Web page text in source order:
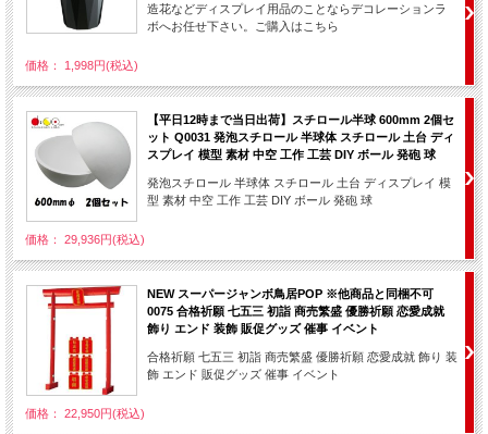
造花などディスプレイ用品のことならデコレーションラ
ボへお任せ下さい。ご購入はこちら
価格： 1,998円(税込)
【平日12時まで当日出荷】スチロール半球 600mm 2個セ
ット Q0031 発泡スチロール 半球体 スチロール 土台 ディ
スプレイ 模型 素材 中空 工作 工芸 DIY ボール 発砲 球
発泡スチロール 半球体 スチロール 土台 ディスプレイ 模
型 素材 中空 工作 工芸 DIY ボール 発砲 球
価格： 29,936円(税込)
NEW スーパージャンボ鳥居POP ※他商品と同梱不可
0075 合格祈願 七五三 初詣 商売繁盛 優勝祈願 恋愛成就
飾り エンド 装飾 販促グッズ 催事 イベント
合格祈願 七五三 初詣 商売繁盛 優勝祈願 恋愛成就 飾り 装
飾 エンド 販促グッズ 催事 イベント
価格： 22,950円(税込)